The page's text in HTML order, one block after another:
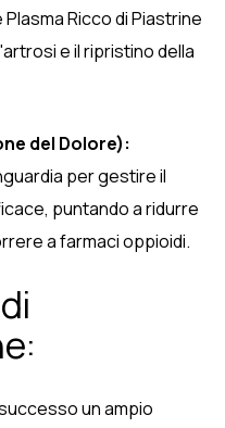
Ricco di Piastrine
e il ripristino della
del Dolore):
per gestire il
puntando a ridurre
a farmaci oppioidi.
un ampio